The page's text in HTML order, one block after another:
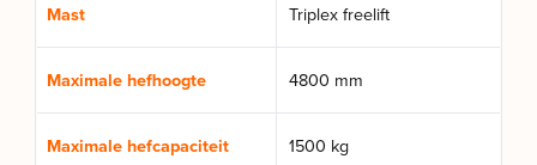
Mast Triplex freelift
Maximale hefhoogte 4800 mm
Maximale hefcapaciteit 1500 kg